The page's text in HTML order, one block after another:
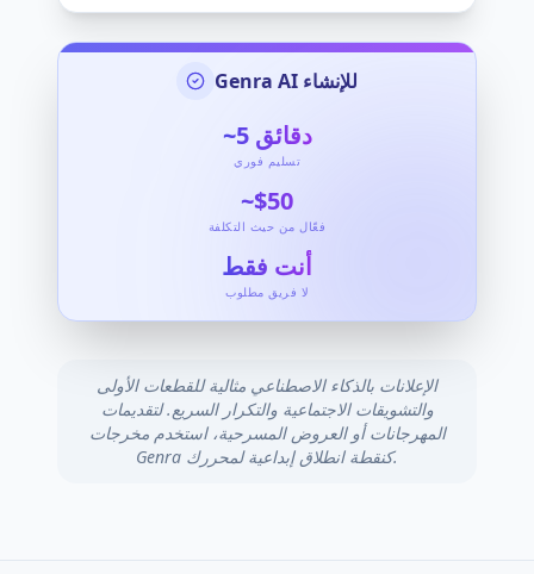
Genra AI للإنشاء
~5 دقائق
تسليم فوري
~$50
فعّال من حيث التكلفة
أنت فقط
لا فريق مطلوب
الإعلانات بالذكاء الاصطناعي مثالية للقطعات الأولى
والتشويقات الاجتماعية والتكرار السريع. لتقديمات
المهرجانات أو العروض المسرحية، استخدم مخرجات
Genra كنقطة انطلاق إبداعية لمحررك.